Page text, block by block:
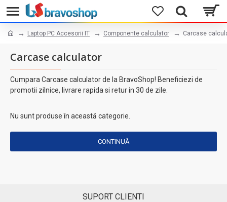
Laptop PC Accesorii IT Componente calculator Carcase
Carcase calculator
Cumpara Carcase calculator de la BravoShop! Beneficiezi de
promotii zilnice, livrare rapida si retur in 30 de zile.
Nu sunt produse în această categorie.
CONTINUĂ
SUPORT CLIENTI